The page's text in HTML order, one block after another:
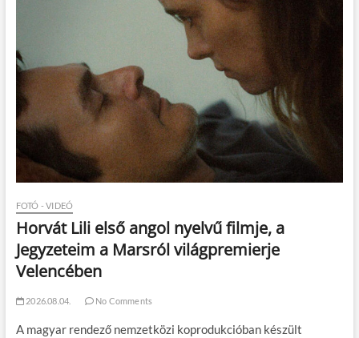
FOTÓ - VIDEÓ
Horvát Lili első angol nyelvű filmje, a
Jegyzeteim a Marsról világpremierje
Velencében
2026.08.04. No Comments
A magyar rendező nemzetközi koprodukcióban készült